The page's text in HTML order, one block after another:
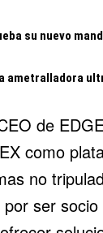
su nuevo
ametralladora
de
como
no
ser